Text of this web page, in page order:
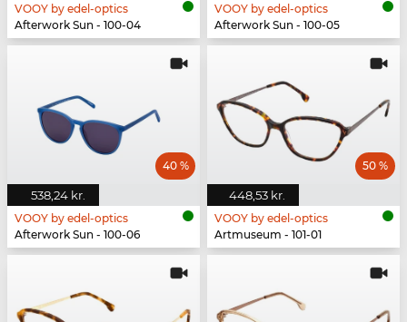
VOOY by edel-optics
Afterwork Sun - 100-04
VOOY by edel-optics
Afterwork Sun - 100-05
538,24 kr.
40 %
VOOY by edel-optics
Afterwork Sun - 100-06
448,53 kr.
50 %
VOOY by edel-optics
Artmuseum - 101-01